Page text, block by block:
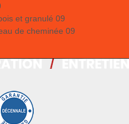
et granulé 09
de cheminée 09